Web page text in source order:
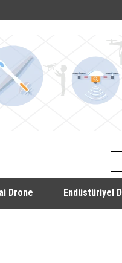
Drone Endüstüriyel